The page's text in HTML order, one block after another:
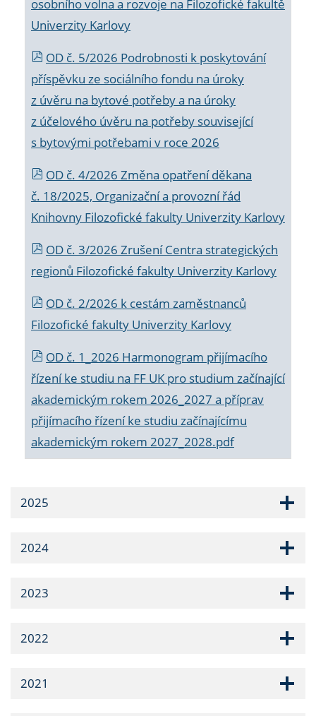
osobního volna a rozvoje na Filozofické fakultě
Univerzity Karlovy
OD č. 5/2026 Podrobnosti k poskytování
příspěvku ze sociálního fondu na úroky
z úvěru na bytové potřeby a na úroky
z účelového úvěru na potřeby související
s bytovými potřebami v roce 2026
OD č. 4/2026 Změna opatření děkana
č. 18/2025, Organizační a provozní řád
Knihovny Filozofické fakulty Univerzity Karlovy
OD č. 3/2026 Zrušení Centra strategických
regionů Filozofické fakulty Univerzity Karlovy
OD č. 2/2026 k cestám zaměstnanců
Filozofické fakulty Univerzity Karlovy
OD č. 1_2026 Harmonogram přijímacího
řízení ke studiu na FF UK pro studium začínající
akademickým rokem 2026_2027 a příprav
přijímacího řízení ke studiu začínajícímu
akademickým rokem 2027_2028.pdf
2025
2024
2023
2022
2021